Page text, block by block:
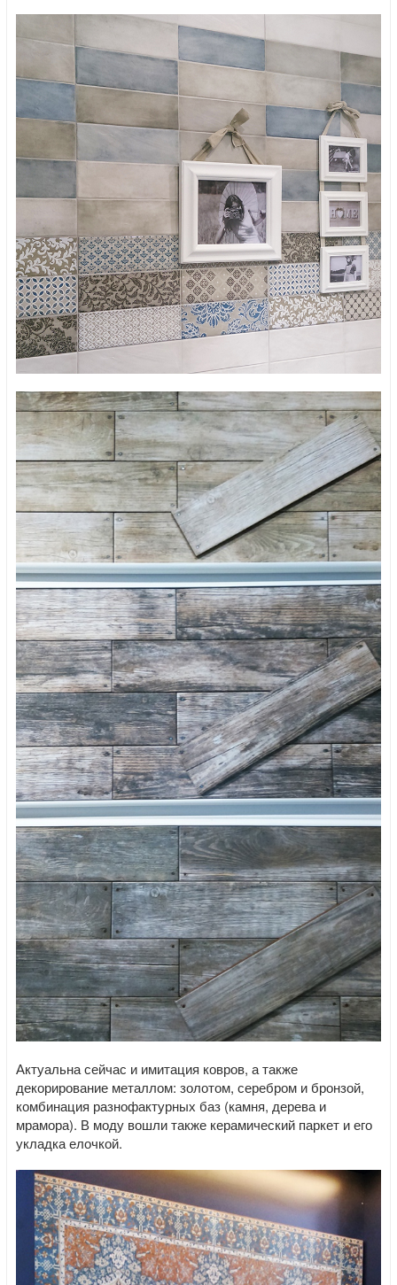
Актуальна сейчас и имитация ковров, а также
декорирование металлом: золотом, серебром и бронзой,
комбинация разнофактурных баз (камня, дерева и
мрамора). В моду вошли также керамический паркет и его
укладка елочкой.